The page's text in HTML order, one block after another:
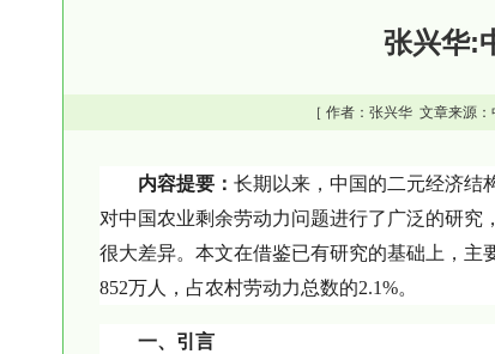
张兴华:
［ 作者：张兴华 文章来源
内容提要： 长期以来，中国的二元经济结
对中国农业剩余劳动力问题进行了广泛的研
很大差异。本文在借鉴已有研究的基础上，主
852万人，占农村劳动力总数的2.1%。
一、引言